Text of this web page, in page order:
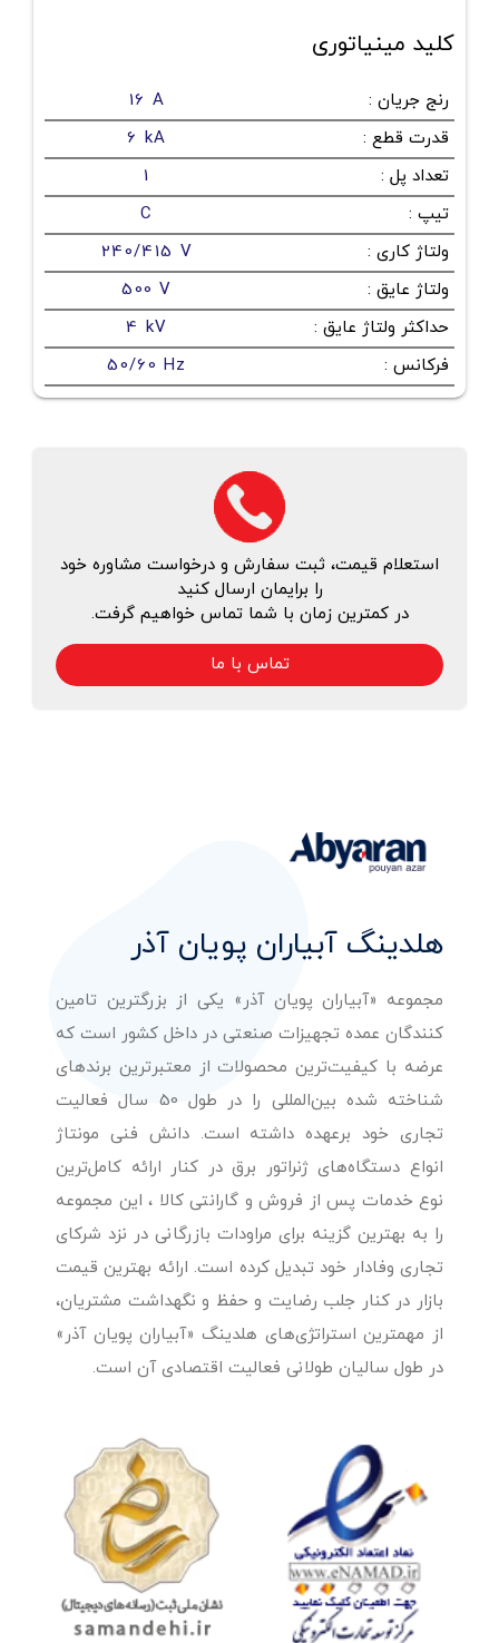
کلید مینیاتوری
رنج جریان :
16 A
قدرت قطع :
6 kA
تعداد پل :
1
تیپ :
C
ولتاژ کاری :
240/415 V
ولتاژ عایق :
500 V
حداکثر ولتاژ عایق :
4 kV
فرکانس :
50/60 Hz
استعلام قیمت، ثبت سفارش و درخواست مشاوره خود
را برایمان ارسال کنید
در کمترین زمان با شما تماس خواهیم گرفت.
تماس با ما
هلدینگ آبیاران پویان آذر
مجموعه «آبیاران پویان آذر» یکی از بزرگترین تامین
کنندگان عمده تجهیزات صنعتی در داخل کشور است که
عرضه با کیفیت‌ترین محصولات از معتبرترین برندهای
شناخته شده بین‌المللی را در طول 50 سال فعالیت
تجاری خود برعهده داشته است. دانش فنی مونتاژ
انواع دستگاه‌های ژنراتور برق در کنار ارائه کامل‌ترین
نوع خدمات پس از فروش و گارانتی کالا ، این مجموعه
را به بهترین گزینه برای مراودات بازرگانی در نزد شرکای
تجاری وفادار خود تبدیل کرده است. ارائه بهترین قیمت
بازار در کنار جلب رضایت و حفظ و نگهداشت مشتریان،
از مهمترین استراتژی‌های هلدینگ «آبیاران پویان آذر»
در طول سالیان طولانی فعالیت اقتصادی آن است.